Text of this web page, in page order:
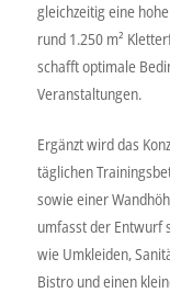
gleichzeitig eine
rund 1.250 m²
schafft optimale
Veranstaltungen.
Ergänzt wird das
täglichen
sowie einer
umfasst der Entwurf
wie Umkleiden,
Bistro und einen